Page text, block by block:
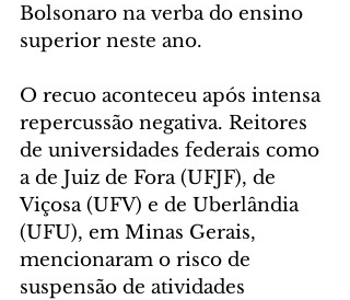
Bolsonaro na verba do ensino
superior neste ano.
O recuo aconteceu após intensa
repercussão negativa. Reitores
de universidades federais como
a de Juiz de Fora (UFJF), de
Viçosa (UFV) e de Uberlândia
(UFU), em Minas Gerais,
mencionaram o risco de
suspensão de atividades